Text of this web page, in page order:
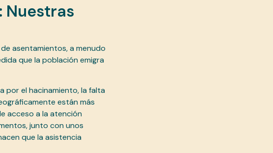
Nuestras
asentamientos, a menudo
que la población emigra
por el hacinamiento, la falta
están más
acceso a la atención
junto con unos
que la asistencia